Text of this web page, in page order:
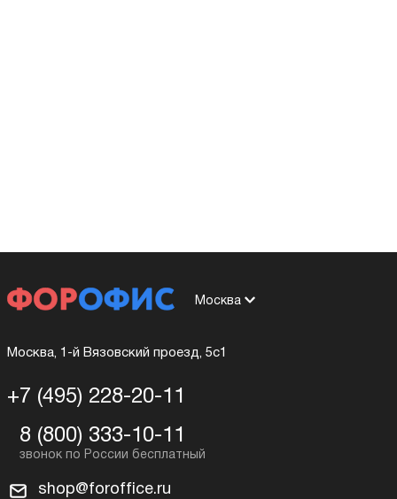
Москва
Москва, 1-й Вязовский проезд, 5с1
+7 (495) 228-20-11
8 (800) 333-10-11
shop@foroffice.ru